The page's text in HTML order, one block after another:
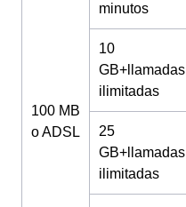
100 MB
o ADSL
minutos
10
GB+llamadas
ilimitadas
25
GB+llamadas
ilimitadas